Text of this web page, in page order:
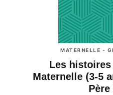
MATERNELLE -
Les
Maternelle (3-5
Père